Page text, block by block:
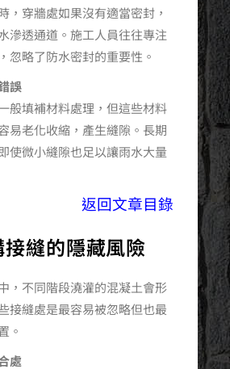
，穿牆處如果沒有適當密封，
滲透通道。施工人員往往專注
忽略了防水密封的重要性。
誤
般填補材料處理，但這些材料
易老化收縮，產生縫隙。長期
使微小縫隙也足以讓雨水大量
返回文章目錄
縫的隱藏風險
，不同階段澆灌的混凝土會形
接縫處是最容易被忽略但也最
。
處